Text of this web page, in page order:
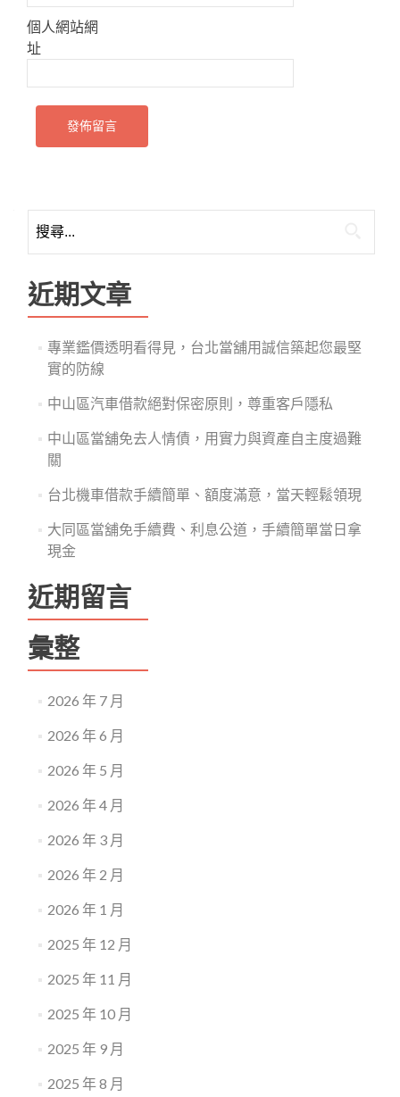
個人網站網
址
尋
鍵
字:
近期文章
專業鑑價透明看得見，台北當舖用誠信築起您最堅
實的防線
中山區汽車借款絕對保密原則，尊重客戶隱私
中山區當舖免去人情債，用實力與資產自主度過難
關
台北機車借款手續簡單、額度滿意，當天輕鬆領現
大同區當舖免手續費、利息公道，手續簡單當日拿
現金
近期留言
彙整
2026 年 7 月
2026 年 6 月
2026 年 5 月
2026 年 4 月
2026 年 3 月
2026 年 2 月
2026 年 1 月
2025 年 12 月
2025 年 11 月
2025 年 10 月
2025 年 9 月
2025 年 8 月